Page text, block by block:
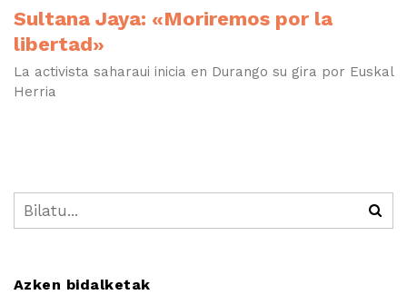
Sultana Jaya: «Moriremos por la
libertad»
La activista saharaui inicia en Durango su gira por Euskal
Herria
Azken bidalketak